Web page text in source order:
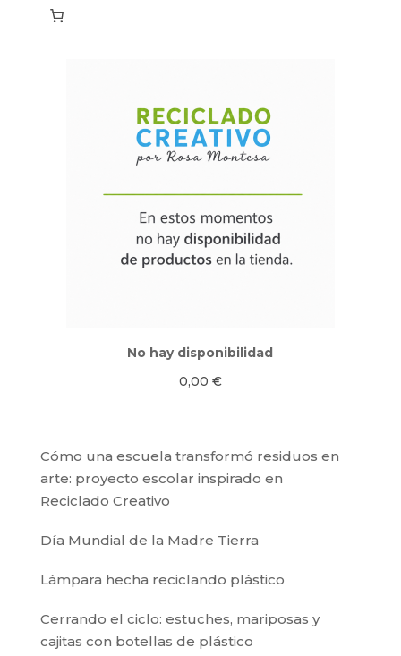
No hay disponibilidad
0,00 €
Cómo una escuela transformó residuos en
arte: proyecto escolar inspirado en
Reciclado Creativo
Día Mundial de la Madre Tierra
Lámpara hecha reciclando plástico
Cerrando el ciclo: estuches, mariposas y
cajitas con botellas de plástico